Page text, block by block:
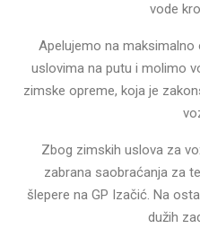
vode
Apelujemo na maksimalno
uslovima na putu i molimo
zimske opreme, koja je
Zbog zimskih uslova za
zabrana saobraćanja za
šlepere na GP Izačić. Na
dužih